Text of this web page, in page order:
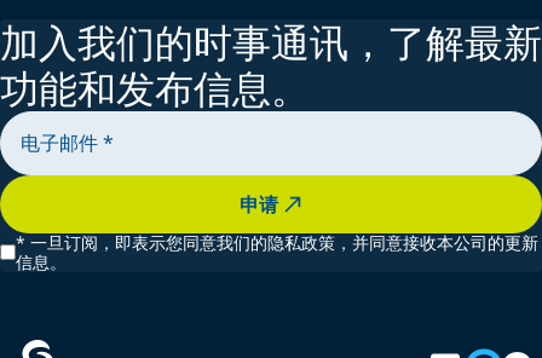
加入我们的时事通讯，了解最新
功能和发布信息。
申请
* 一旦订阅，即表示您同意我们的隐私政策，并同意接收本公司的更新
信息。